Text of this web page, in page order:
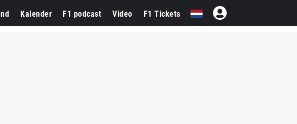
Kalender F1 podcast Video F1 Tickets